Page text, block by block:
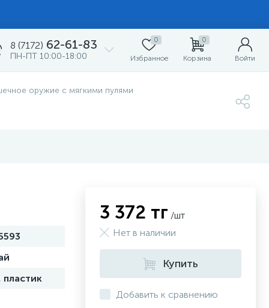
8 (7172) 62-61-83
ПН-ПТ 10:00-18:00
0
Избранное
0
Корзина Войти
оружие с мягкими пулями
пластик
3 372 тг /шт
Нет в наличии
Купить
Добавить к сравнению